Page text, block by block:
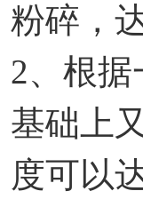
粉碎，
2、 根据
基础上
度可以